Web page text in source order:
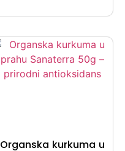
Organska kurkuma u